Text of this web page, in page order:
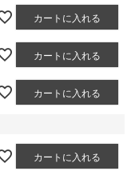
カートに入れる
カートに入れる
カートに入れる
カートに入れる